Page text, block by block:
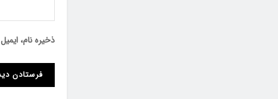
ذخیره نام،